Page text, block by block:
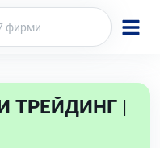
ТРЕЙДИНГ |